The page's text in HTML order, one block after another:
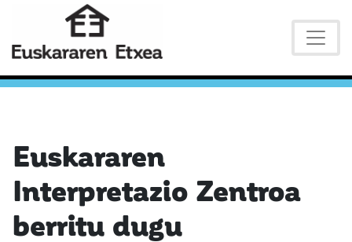
Euskararen
Interpretazio Zentroa
berritu dugu